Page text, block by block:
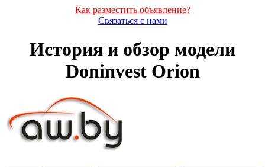
Как разместить объявление?
Связаться с нами
История и обзор модели
Doninvest Orion